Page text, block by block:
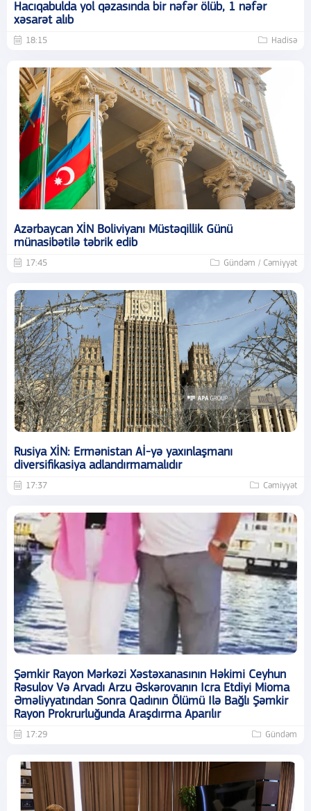
Hacıqabulda yol qəzasında bir nəfər ölüb, 1 nəfər
xəsarət alıb
18:15 Hadisə
Azərbaycan XİN Boliviyanı Müstəqillik Günü
münasibətilə təbrik edib
17:45 Gündəm / Cəmiyyət
Rusiya XİN: Ermənistan Aİ-yə yaxınlaşmanı
diversifikasiya adlandırmamalıdır
17:37 Cəmiyyət
Şəmkir Rayon Mərkəzi Xəstəxanasının Həkimi Ceyhun
Rəsulov Və Arvadı Arzu Əskərovanın Icra Etdiyi Mioma
Əməliyyatından Sonra Qadının Ölümü Ilə Bağlı Şəmkir
Rayon Prokrurluğunda Araşdırma Aparılır
17:29 Gündəm